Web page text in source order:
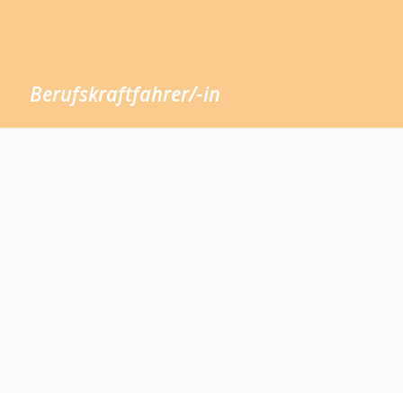
Berufskraftfahrer/-in